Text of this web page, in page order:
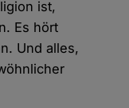
ist,
Es hört
Und alles,